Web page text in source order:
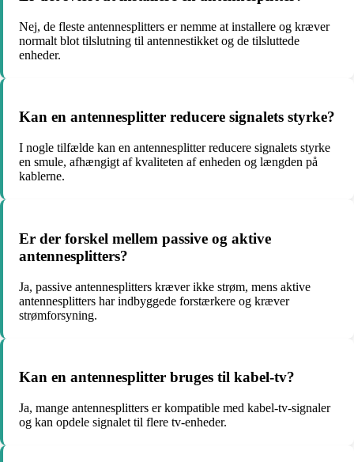
Nej, de fleste antennesplitters er nemme at installere og kræver
normalt blot tilslutning til antennestikket og de tilsluttede
enheder.
Kan en antennesplitter reducere signalets styrke?
I nogle tilfælde kan en antennesplitter reducere signalets styrke
en smule, afhængigt af kvaliteten af enheden og længden på
kablerne.
Er der forskel mellem passive og aktive
antennesplitters?
Ja, passive antennesplitters kræver ikke strøm, mens aktive
antennesplitters har indbyggede forstærkere og kræver
strømforsyning.
Kan en antennesplitter bruges til kabel-tv?
Ja, mange antennesplitters er kompatible med kabel-tv-signaler
og kan opdele signalet til flere tv-enheder.